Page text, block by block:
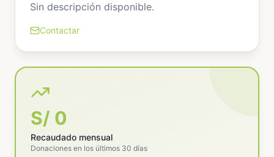
Sin descripción disponible.
Contactar
S/ 0
Recaudado mensual
Donaciones en los últimos 30 días